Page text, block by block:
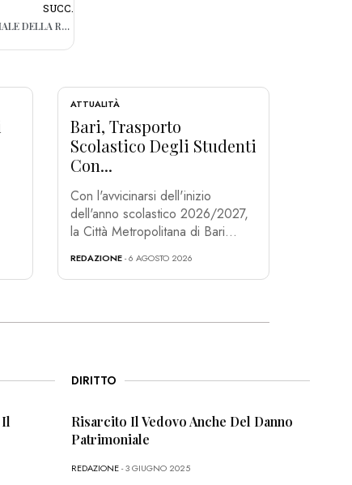
SUCC.
BARI, FINISCE CON L’AUTO SUI PALETTI DI VIALE DELLA REPUBBLICA: NESSUN FERITO
ATTUALITÀ
Bari, Trasporto
Scolastico Degli Studenti
Con...
Con l'avvicinarsi dell'inizio
dell'anno scolastico 2026/2027,
la Città Metropolitana di Bari...
REDAZIONE- 6 AGOSTO 2026
Il
DIRITTO
Risarcito Il Vedovo Anche Del Danno
Patrimoniale
REDAZIONE- 3 GIUGNO 2025